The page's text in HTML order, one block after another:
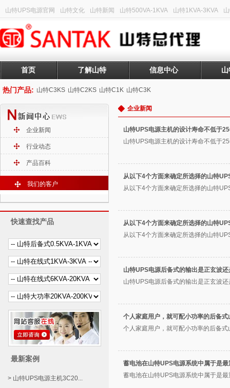
山特UPS电源官网 山特文化 山特新闻 山特500VA-1KVA 山特1KVA-3KVA
首页 了解山特 信息中心
热门产品: 山特C3KS 山特C2KS 山特C1K 山特C3K
企业新闻
行业动态
产品百科
我们的客户
快速查找产品
最新案例
> 山特UPS电源主机3C20...
企业新闻
山特UPS电源主机的设计寿命不低于
山特UPS电源主机的设计寿命不低于
从以下4个方面来确定所选择的山特
从以下4个方面来确定所选择的山特
从以下4个方面来确定所选择的山特
从以下4个方面来确定所选择的山特
山特UPS电源后备式的输出是正玄波
山特UPS电源后备式的输出是正玄波
个人家庭用户，就可配小功率的后备式
个人家庭用户，就可配小功率的后备
蓄电池在山特UPS电源系统中属于是
蓄电池在山特UPS电源系统中属于是